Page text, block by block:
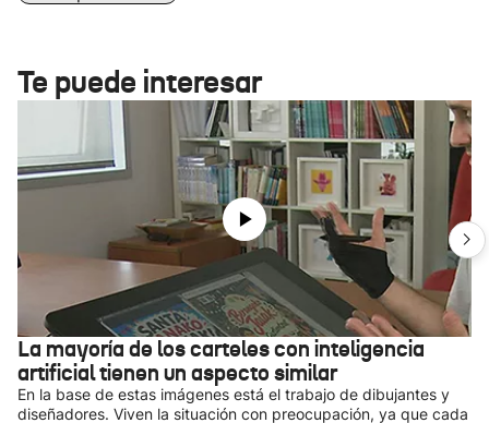
Te puede interesar
La mayoría de los carteles con inteligencia
artificial tienen un aspecto similar
En la base de estas imágenes está el trabajo de dibujantes y
diseñadores. Viven la situación con preocupación, ya que cada